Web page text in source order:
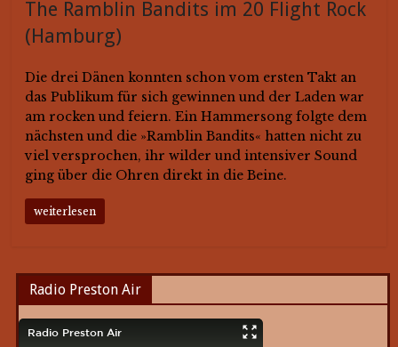
The Ramblin Bandits im 20 Flight Rock
(Hamburg)
Die drei Dänen konnten schon vom ersten Takt an
das Publikum für sich gewinnen und der Laden war
am rocken und feiern. Ein Hammersong folgte dem
nächsten und die »Ramblin Bandits« hatten nicht zu
viel versprochen, ihr wilder und intensiver Sound
ging über die Ohren direkt in die Beine.
weiterlesen
Radio Preston Air